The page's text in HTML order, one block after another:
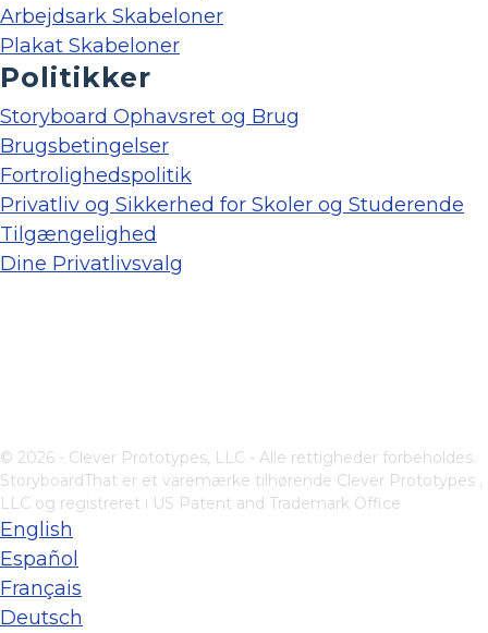
Arbejdsark Skabeloner
Plakat Skabeloner
Politikker
Storyboard Ophavsret og Brug
Brugsbetingelser
Fortrolighedspolitik
Privatliv og Sikkerhed for Skoler og Studerende
Tilgængelighed
Dine Privatlivsvalg
© 2026 - Clever Prototypes, LLC - Alle rettigheder forbeholdes.
StoryboardThat er et varemærke tilhørende Clever Prototypes ,
LLC og registreret i US Patent and Trademark Office
English
Español
Français
Deutsch